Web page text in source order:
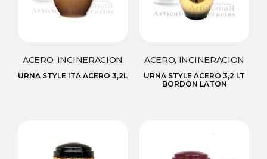
ACERO, INCINERACION
URNA STYLE ITA ACERO 3,2L
ACERO, INCINERACION
URNA STYLE ACERO 3,2 LT
BORDON LATON